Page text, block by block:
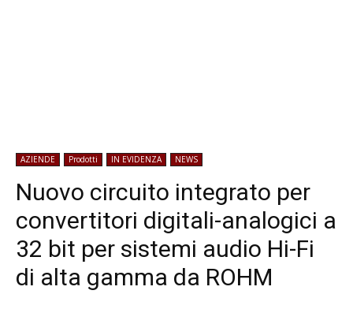
AZIENDE Prodotti IN EVIDENZA NEWS
Nuovo circuito integrato per
convertitori digitali-analogici a
32 bit per sistemi audio Hi-Fi
di alta gamma da ROHM